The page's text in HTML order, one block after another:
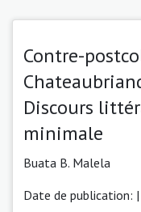
Contre-
Discours
minimale
Buata B. Malela
Date de publication: |